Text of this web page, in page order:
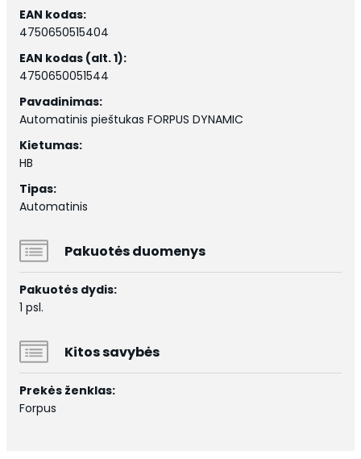
EAN kodas:
4750650515404
EAN kodas (alt. 1):
4750650051544
Pavadinimas:
Automatinis pieštukas FORPUS DYNAMIC
Kietumas:
HB
Tipas:
Automatinis
Pakuotės duomenys
Pakuotės dydis:
1 psl.
Kitos savybės
Prekės ženklas:
Forpus